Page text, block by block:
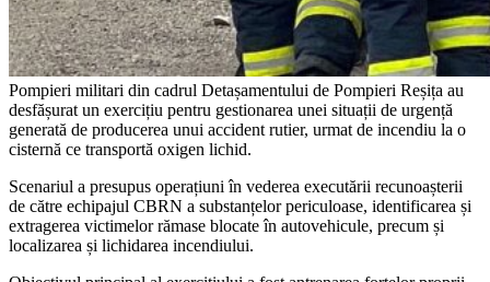
Pompieri militari din cadrul Detașamentului de Pompieri Reșița au
desfășurat un exercițiu pentru gestionarea unei situații de urgență
generată de producerea unui accident rutier, urmat de incendiu la o
cisternă ce transportă oxigen lichid.
Scenariul a presupus operațiuni în vederea executării recunoașterii
de către echipajul CBRN a substanțelor periculoase, identificarea și
extragerea victimelor rămase blocate în autovehicule, precum și
localizarea și lichidarea incendiului.